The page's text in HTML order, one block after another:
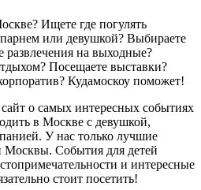
Ищете где погулять
парнем или девушкой? Выбираете
развлечения на выходные?
Посещаете выставки?
Кудамоскоу поможет!
о самых интересных событиях
в Москве с девушкой,
У нас только лучшие
Москвы. События для детей
и интересные
стоит посетить!